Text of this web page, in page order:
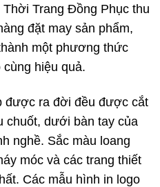
Trang Đồng Phục thu
đặt may sản phẩm,
một phương thức
hiệu quả.
được ra đời đều được cắt
chuốt, dưới bàn tay của
nghề. Sắc màu loang
móc và các trang thiết
Các mẫu hình in logo